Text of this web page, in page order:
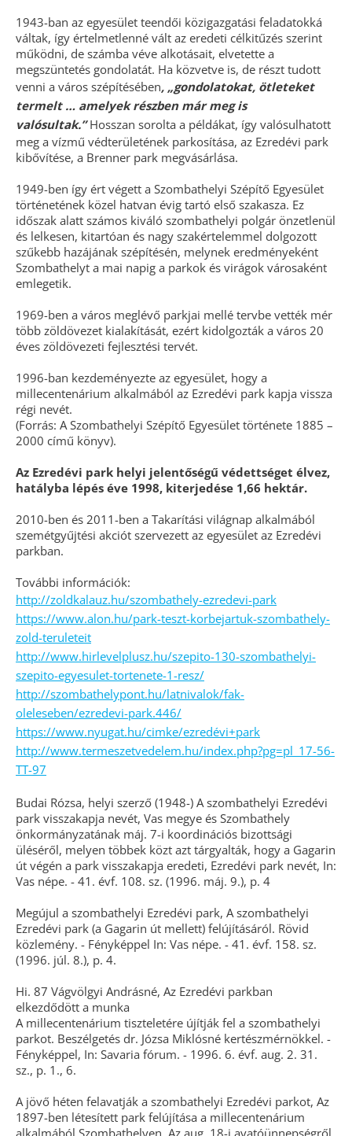
1943-ban az egyesület te­en­dői köz­igazgatási feladatokká
váltak, így értelmetlenné vált az eredeti célkitűzés szerint
működni, de számba véve alkotásait, elvetette a
megszüntetés gondo­latát. Ha közvetve is, de részt tudott
venni a város szépítésében, „gondolatokat, ötleteket
termelt … amelyek részben már meg is
valósultak.”Hosszan sorolta a példákat, így valósulhatott
meg a vízmű védterületének parkosítása, az Ezredévi park
kibővítése, a Brenner park megvásárlása.
1949-ben így ért végett a Szombathelyi Szépítő Egyesület
történetének közel hatvan évig tartó első szakasza. Ez
időszak alatt számos kiváló szombathelyi polgár önzetlenül
és lelkesen, kitartóan és nagy szakértelemmel dolgozott
szűkebb hazájának szépítésén, melynek eredményeként
Szombathelyt a mai napig a parkok és virágok városaként
emlegetik.
1969-ben a város meglévő parkjai mellé tervbe vették mér
több zöldövezet kialakítását, ezért kidolgozták a város 20
éves zöldövezeti fejlesztési tervét.
1996-ban kezdeményezte az egyesület, hogy a
millecentenárium alkalmából az Ezredévi park kapja vissza
régi nevét.
(Forrás: A Szombathelyi Szépítő Egyesület története 1885 –
2000 című könyv).
Az Ezredévi park helyi jelentőségű védettséget élvez,
hatályba lépés éve 1998, kiterjedése 1,66 hektár.
2010-ben és 2011-ben a Takarítási világnap alkalmából
szemétgyűjtési akciót szervezett az egyesület az Ezredévi
parkban.
További információk:
http://zoldkalauz.hu/szombathely-ezredevi-park
https://www.alon.hu/park-teszt-korbejartuk-szombathely-
zold-teruleteit
http://www.hirlevelplusz.hu/szepito-130-szombathelyi-
szepito-egyesulet-tortenete-1-resz/
http://szombathelypont.hu/latnivalok/fak-
oleleseben/ezredevi-park.446/
https://www.nyugat.hu/cimke/ezredévi+park
http://www.termeszetvedelem.hu/index.php?pg=pl_17-56-
TT-97
Budai Rózsa, helyi szerző (1948-) A szombathelyi Ezredévi
park visszakapja nevét, Vas megye és Szombathely
önkormányzatának máj. 7-i koordinációs bizottsági
üléséről, melyen többek közt azt tárgyalták, hogy a Gagarin
út végén a park visszakapja eredeti, Ezredévi park nevét, In:
Vas népe. - 41. évf. 108. sz. (1996. máj. 9.), p. 4
Megújul a szombathelyi Ezredévi park, A szombathelyi
Ezredévi park (a Gagarin út mellett) felújításáról. Rövid
közlemény. - Fényképpel In: Vas népe. - 41. évf. 158. sz.
(1996. júl. 8.), p. 4.
Hi. 87 Vágvölgyi Andrásné, Az Ezredévi parkban
elkezdődött a munka
A millecentenárium tiszteletére újítják fel a szombathelyi
parkot. Beszélgetés dr. Józsa Miklósné kertészmérnökkel. -
Fényképpel, In: Savaria fórum. - 1996. 6. évf. aug. 2. 31.
sz., p. 1., 6.
A jövő héten felavatják a szombathelyi Ezredévi parkot, Az
1897-ben létesített park felújítása a millecentenárium